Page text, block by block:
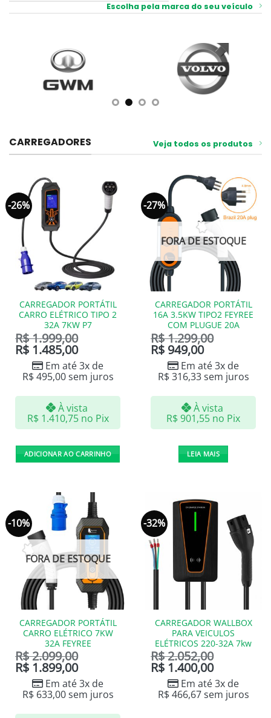
Escolha pela marca do seu veículo
CARREGADORES Veja todos os produtos
-26%
CARREGADOR PORTÁTIL
CARRO ELÉTRICO TIPO 2
32A 7KW P7
R$1.999,00
R$ 1.485,00
Em até 3x de
R$495,00sem juros
À vista
R$1.410,75 no Pix
ADICIONAR AO CARRINHO
-27%
FORA DE ESTOQUE
CARREGADOR PORTÁTIL
16A 3.5KW TIPO2 FEYREE
COM PLUGUE 20A
R$1.299,00
R$ 949,00
Em até 3x de
R$316,33sem juros
À vista
R$901,55 no Pix
LEIA MAIS
-10%
FORA DE ESTOQUE
CARREGADOR PORTÁTIL
CARRO ELÉTRICO 7KW
32A FEYREE
R$2.099,00
R$ 1.899,00
Em até 3x de
R$633,00sem juros
-32%
CARREGADOR WALLBOX
PARA VEICULOS
ELÉTRICOS 220-32A 7kw
R$2.052,00
R$ 1.400,00
Em até 3x de
R$466,67sem juros